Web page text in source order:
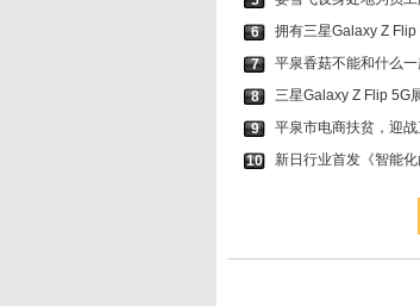
6
拥有三星Galaxy Z
7
平泉香菇不能和什么
8
三星Galaxy Z Flip 5G
9
平泉市电商扶贫，迎
10
新日行业首发《智能